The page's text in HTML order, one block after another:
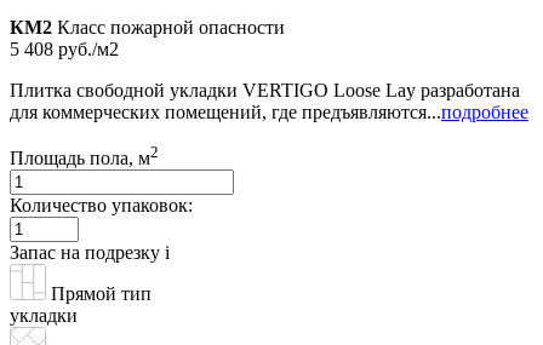
КМ2 Класс пожарной опасности
5 408 руб./м2
Плитка свободной укладки VERTIGO Loose Lay разработана
для коммерческих помещений, где предъявляются...подробнее
Площадь пола, м2
Количество упаковок:
Запас на подрезку i
Прямой тип
укладки